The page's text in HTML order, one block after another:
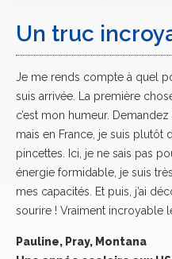
Un truc
Je me rends compte à quel
suis arrivée. La première
c’est mon humeur.
mais en France, je suis plutôt
pincettes. Ici, je ne sais pas
énergie formidable, je suis
mes capacités. Et puis, j’ai
sourire ! Vraiment incroyable
Pauline, Pray, Montana